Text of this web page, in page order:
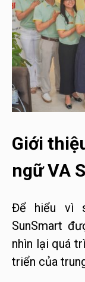
Giới
ngữ VA
Để hiểu vì
SunSmart
nhìn lại quá
triển của